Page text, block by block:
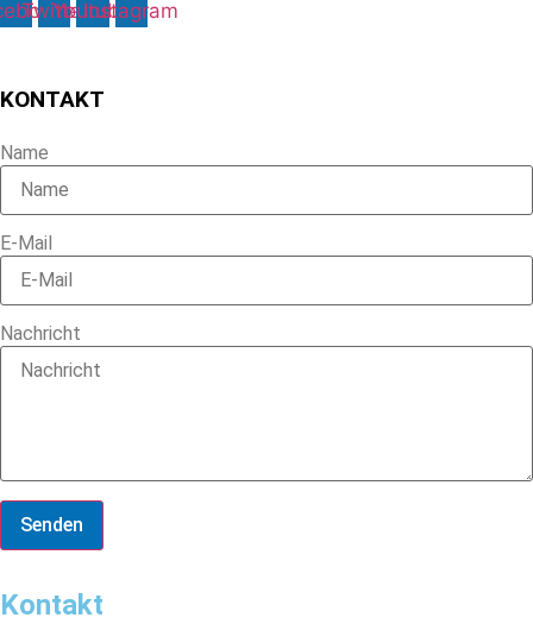
TwitterYoutube
Instagram
KONTAKT
Name
E-Mail
Nachricht
Senden
Kontakt